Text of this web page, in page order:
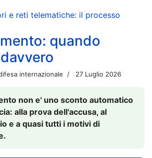
e reti telematiche: il processo
quando
internazionale 27 Luglio 2026
non e' uno sconto automatico
alla prova dell'accusa, al
e a quasi tutti i motivi di